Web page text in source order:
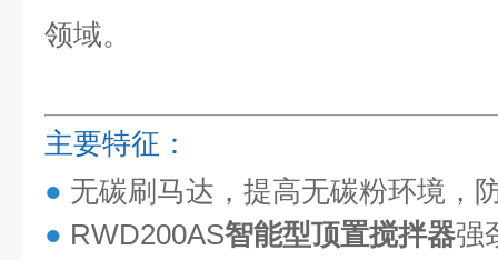
领域。
主要特征：
● 无碳刷马达，提高无碳粉环境，
● RWD200AS智能型顶置搅拌器强